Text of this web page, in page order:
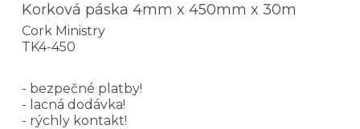
Korková páska 4mm x 450mm x 30m
Cork Ministry
TK4-450
- bezpečné platby!
- lacná dodávka!
- rýchly kontakt!